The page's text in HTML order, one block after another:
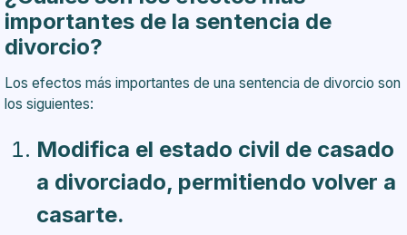
importantes de la sentencia de
divorcio?
Los efectos más importantes de una sentencia de divorcio son
los siguientes:
Modifica el estado civil de casado
a divorciado, permitiendo volver a
casarte.